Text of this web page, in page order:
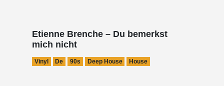
Etienne Brenche – Du bemerkst
mich nicht
Vinyl De 90s Deep House House